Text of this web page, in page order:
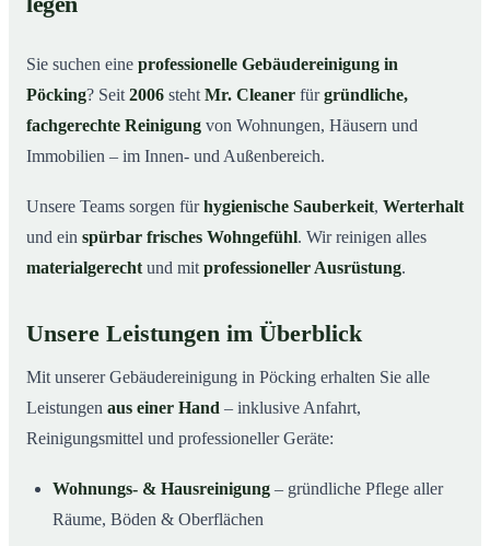
04So läuft die Gebäudereinigung ab
Typische Anlässe für eine Gebäudereinigung
Gebäudereinigung in Pöcking – Profis im Einsatz
Sie suchen eine professionelle Gebäudereinigung in
Pöcking? Seit 2006 steht Mr. Cleaner fürgründliche,
fachgerechte Reinigung von Wohnungen, Häusern und
Immobilien – im Innen- und Außenbereich.
Unsere Teams sorgen fürhygienische Sauberkeit, Werterhalt
und ein spürbar frisches Wohngefühl. Wir reinigen alles
materialgerecht und mit professioneller Ausrüstung.
Unsere Leistungen im Überblick
Mit unserer Gebäudereinigung in Pöcking erhalten Sie alle
Leistungen aus einer Hand – inklusive Anfahrt,
Reinigungsmittel und professioneller Geräte:
Wohnungs- & Hausreinigung – gründliche Pflege aller
Räume, Böden & Oberflächen